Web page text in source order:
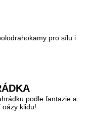
pro sílu i
podle fantazie a
oázy klidu!